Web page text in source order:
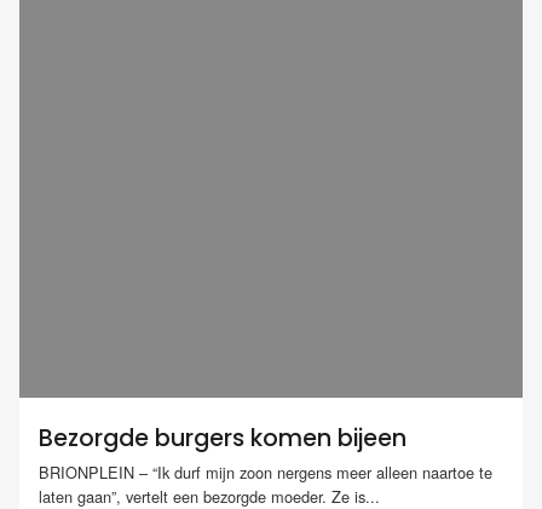
Bezorgde burgers komen bijeen
BRIONPLEIN – “Ik durf mijn zoon nergens meer alleen naartoe te
laten gaan”, vertelt een bezorgde moeder. Ze is...